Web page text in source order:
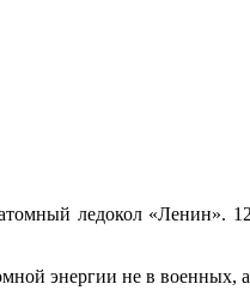
ледокол «Ленин».
энергии не в военных,